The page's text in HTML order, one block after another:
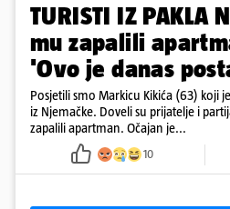
TURISTI IZ PAKLA
mu zapalili
'Ovo je danas
Posjetili smo Markicu Kikića (63) koji
iz Njemačke. Doveli su prijatelje i
zapalili apartman. Očajan je...
10